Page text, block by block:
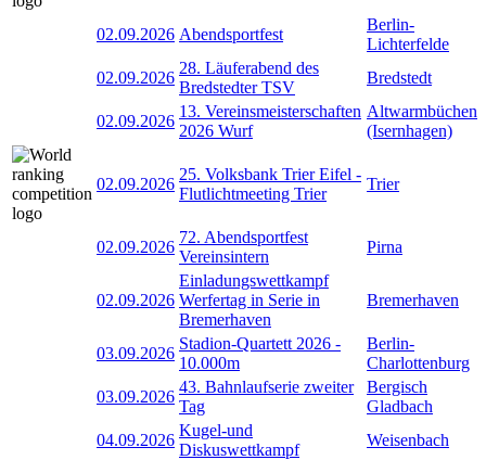
02.09.2026 Abendsportfest
Berlin-
Lichterfelde
02.09.2026
28. Läuferabend des
Bredstedter TSV
Bredstedt
02.09.2026
13. Vereinsmeisterschaften
2026 Wurf
Altwarmbüchen
(Isernhagen)
02.09.2026
25. Volksbank Trier Eifel -
Flutlichtmeeting Trier
Trier
02.09.2026
72. Abendsportfest
Vereinsintern
Pirna
02.09.2026
Einladungswettkampf
Werfertag in Serie in
Bremerhaven
Bremerhaven
03.09.2026
Stadion-Quartett 2026 -
10.000m
Berlin-
Charlottenburg
03.09.2026
43. Bahnlaufserie zweiter
Tag
Bergisch
Gladbach
04.09.2026
Kugel-und
Diskuswettkampf
Weisenbach